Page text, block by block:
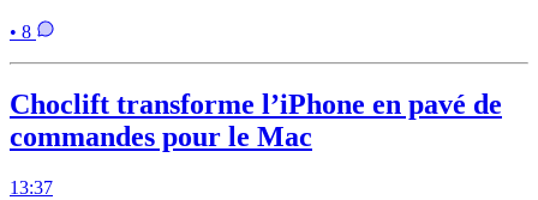
• 8
Choclift transforme l’iPhone en pavé de
commandes pour le Mac
13:37